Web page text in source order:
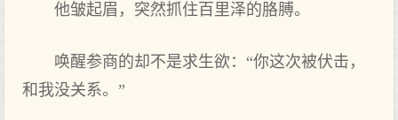
他皱起眉，突然抓住百里泽的胳膊。
唤醒参商的却不是求生欲：“你这次被伏击，
和我没关系。”